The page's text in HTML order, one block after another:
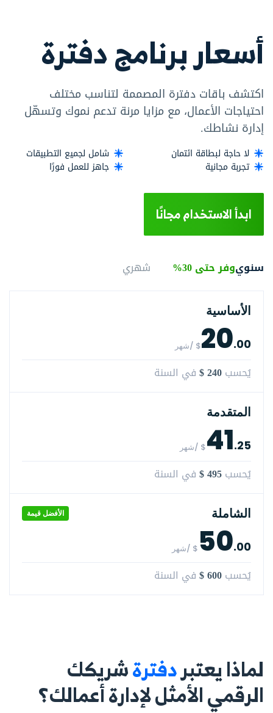
أسعار برنامج دفترة
اكتشف باقات دفترة المصممة لتناسب مختلف
احتياجات الأعمال، مع مزايا مرنة تدعم نموك وتسهّل
إدارة نشاطك.
تجربة مجانية
لا حاجة لبطاقة ائتمان
جاهز للعمل فورًا
شامل لجميع التطبيقات
ابدأ الاستخدام مجانًا
سنويوفر حتى 30% شهري
الأساسية
20.00 $ /شهر
يُحسب $ 240 في السنة
المتقدمة
41.25 $ /شهر
يُحسب $ 495 في السنة
الشاملة الأفضل قيمة
50.00 $ /شهر
يُحسب $ 600 في السنة
لماذا يعتبردفترةشريكك
الرقمي الأمثل لإدارة أعمالك؟